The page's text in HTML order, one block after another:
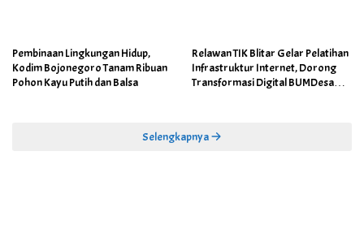
Pembinaan Lingkungan Hidup,
Kodim Bojonegoro Tanam Ribuan
Pohon Kayu Putih dan Balsa
Relawan TIK Blitar Gelar Pelatihan
Infrastruktur Internet, Dorong
Transformasi Digital BUMDesa
Selengkapnya